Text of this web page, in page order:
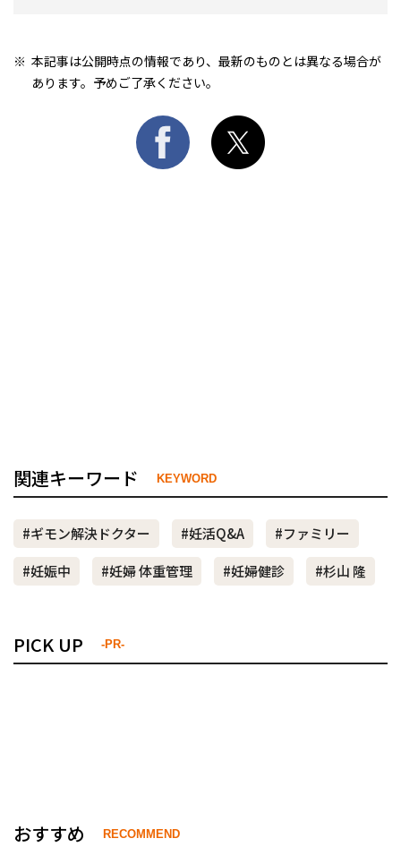
本記事は公開時点の情報であり、最新のものとは異なる場合が
あります。予めご了承ください。
関連キーワード KEYWORD
#ギモン解決ドクター #妊活Q&A
#ファミリー
#妊娠中
#妊婦 体重管理 #妊婦健診 #杉山 隆
PICK UP -PR-
おすすめ RECOMMEND